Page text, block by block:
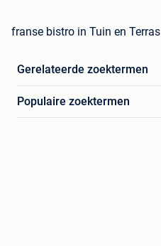
franse bistro in Tuin en Terras
Gerelateerde zoektermen
Populaire zoektermen